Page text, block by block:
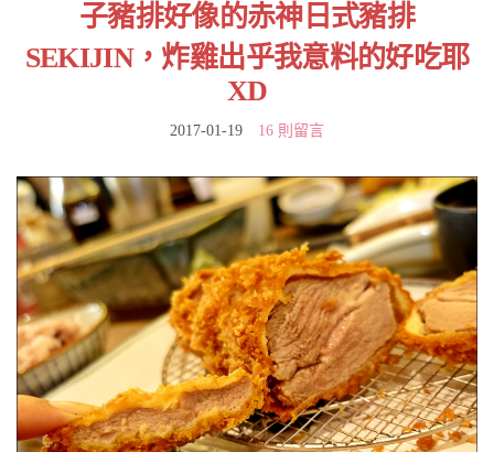
子豬排好像的赤神日式豬排
SEKIJIN，炸雞出乎我意料的好吃耶
XD
2017-01-19 16 則留言